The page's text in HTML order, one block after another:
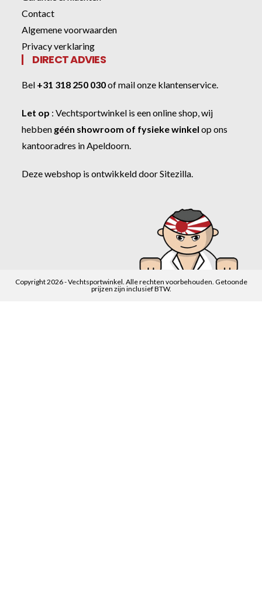
Contact
Algemene voorwaarden
Privacy verklaring
DIRECT ADVIES
Bel +31 318 250 030ofmail onze klantenservice
Let op :Vechtsportwinkel is een online shop, wij
hebben géén showroom of fysieke winkel op ons
kantooradres in Apeldoorn.
Deze webshop is ontwikkeld doorSitezilla
Copyright 2026 - Vechtsportwinkel. Alle rechten voorbehouden. Getoonde
prijzen zijn inclusief BTW.